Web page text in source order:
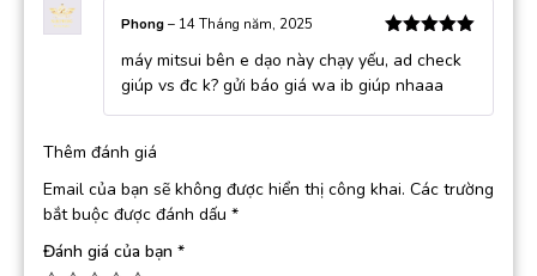
hạng55
sao
Phong– 14 Tháng năm, 2025
máy mitsui bên e dạo này chạy yếu, ad check
giúp vs đc k? gửi báo giá wa ib giúp nhaaa
Thêm đánh giá
Email của bạn sẽ không được hiển thị công khai. Các trường
bắt buộc được đánh dấu *
Đánh giá của bạn *